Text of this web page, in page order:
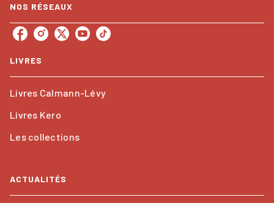
NOS RÉSEAUX
LIVRES
Livres Calmann-Lévy
Livres Kero
Les collections
ACTUALITÉS